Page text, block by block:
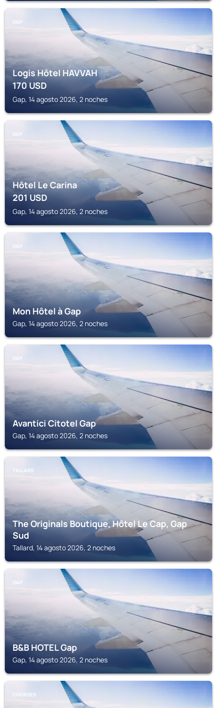
GAP
Logis Hôtel HAVVAH
170USD
Gap, 14 agosto 2026, 2 noches
GAP
Hôtel Le Carina
201USD
Gap, 14 agosto 2026, 2 noches
GAP
Mon Hôtel à Gap
Gap, 14 agosto 2026, 2 noches
GAP
Avantici Citotel Gap
Gap, 14 agosto 2026, 2 noches
TALLARD
The Originals Boutique, Hôtel Le Cap, Gap
Sud
Tallard, 14 agosto 2026, 2 noches
GAP
B&B HOTEL Gap
Gap, 14 agosto 2026, 2 noches
CHORGES